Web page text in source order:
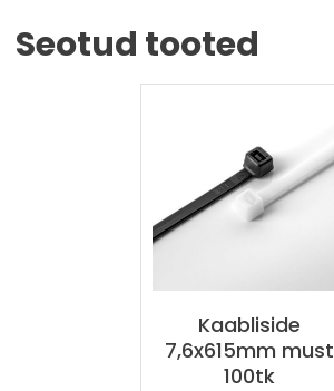
Seotud tooted
Kaabliside
7,6x615mm must
100tk